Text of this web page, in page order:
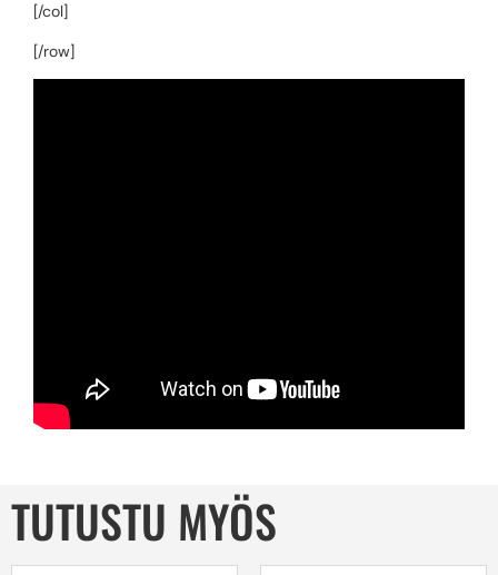
[/col]
[/row]
TUTUSTU MYÖS